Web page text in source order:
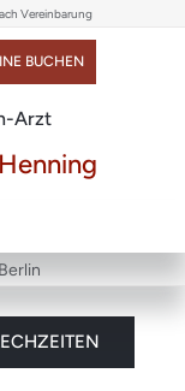
Vereinbarung
Arzt
BUCHEN